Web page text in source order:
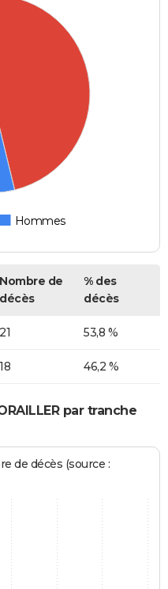
Hommes
Nombre de
décès
% des
décès
21 53,8 %
18 46,2 %
par tranche
de décès (source :